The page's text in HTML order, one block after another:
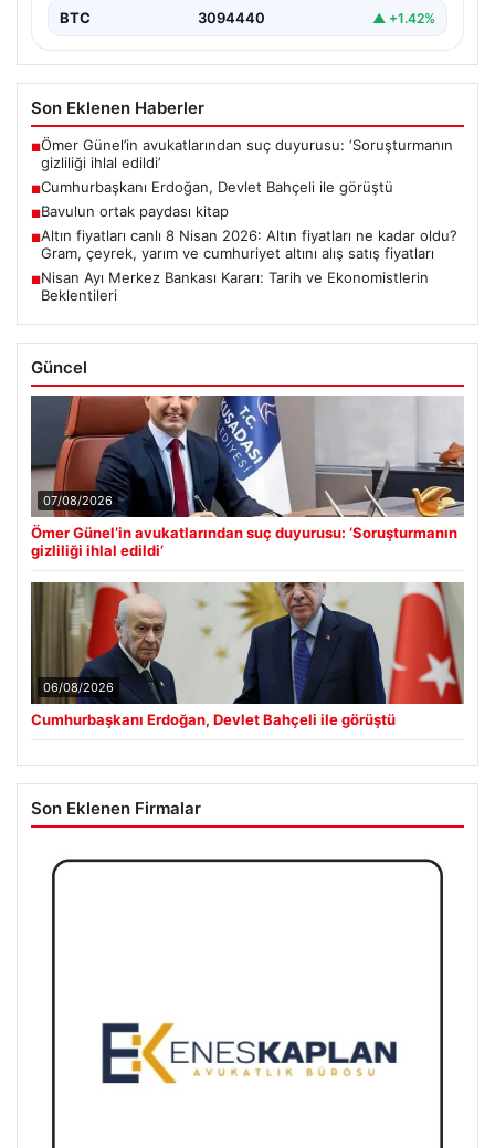
BTC 3094440 ▲ +1.42%
Son Eklenen Haberler
■Ömer Günel’in avukatlarından suç duyurusu: ‘Soruşturmanın
gizliliği ihlal edildi’
■Cumhurbaşkanı Erdoğan, Devlet Bahçeli ile görüştü
■Bavulun ortak paydası kitap
■Altın fiyatları canlı 8 Nisan 2026: Altın fiyatları ne kadar oldu?
Gram, çeyrek, yarım ve cumhuriyet altını alış satış fiyatları
■Nisan Ayı Merkez Bankası Kararı: Tarih ve Ekonomistlerin
Beklentileri
Güncel
07/08/2026
Ömer Günel’in avukatlarından suç duyurusu: ‘Soruşturmanın
gizliliği ihlal edildi’
06/08/2026
Cumhurbaşkanı Erdoğan, Devlet Bahçeli ile görüştü
Son Eklenen Firmalar